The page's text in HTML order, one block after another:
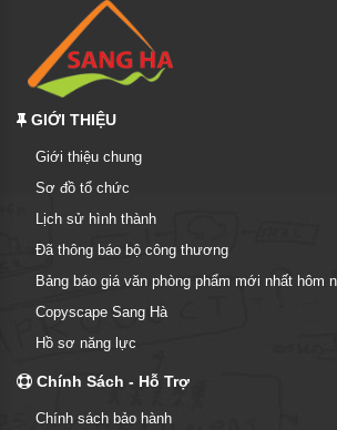
GIỚI THIỆU
Giới thiệu chung
Sơ đồ tổ chức
Lịch sử hình thành
Đã thông báo bộ công thương
Bảng báo giá văn phòng phẩm mới nhất hôm
Copyscape Sang Hà
Hồ sơ năng lực
Chính Sách - Hỗ Trợ
Chính sách bảo hành